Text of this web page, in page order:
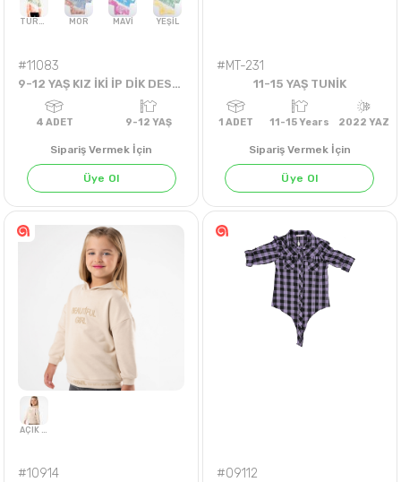
MOR MAVİ
#11083
9-12 YAŞ KIZ İKİ İP DİK DESENLİ BATİKLİ SWEAT
Sipariş Vermek İçin
Üye Ol
#MT-231
11-15 YAŞ TUNİK
Sipariş Vermek İçin
Üye Ol
#10914 #09112